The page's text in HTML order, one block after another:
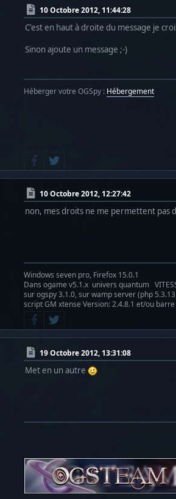
10 Octobre 2012, 11:44:28
C'est en haut à droite du message je
Sinon ajoute un message ;-)
Héberger votre OGSpy : Hébergement
10 Octobre 2012, 12:27:42
non, mes droits ne me permettent pas
Windows seven pro, Firefox 15.0.1
Dans ogame v5.1.x univers quantum
sur ogspy 3.1.0, sur wamp server (php
script GM xtense Version: 2.4.8.1 et/ou
19 Octobre 2012, 13:31:08
Met en un autre